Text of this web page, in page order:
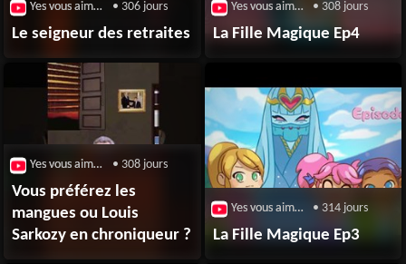
Yes vous aime / Broute • 306 jours
Le seigneur des retraites
Yes vous aime / Broute • 308 jours
La Fille Magique Ep4
Yes vous aime / Broute • 308 jours
Vous préférez les
mangues ou Louis
Sarkozy en chroniqueur ?
Yes vous aime / Broute • 314 jours
La Fille Magique Ep3